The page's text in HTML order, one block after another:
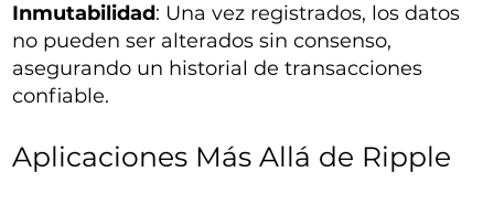
Inmutabilidad: Una vez registrados, los datos
no pueden ser alterados sin consenso,
asegurando un historial de transacciones
confiable.
Aplicaciones Más Allá de Ripple